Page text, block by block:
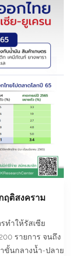
ฤติสงคราม
ทำให้รัสเซีย
รายการ จนถึง
ขั้นกลางน้ำ-ปลาย